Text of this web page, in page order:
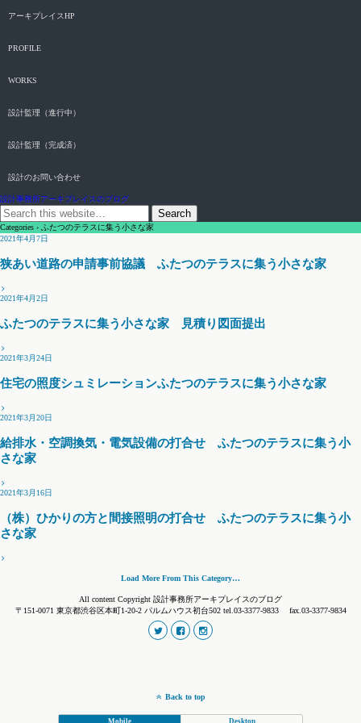
アーキプレイスHP
PROFILE
WORKS
設計監理（進行中）
設計監理（完成済）
設計のお問い合わせ
設計事務所アーキプレイスのブログ
Categories › ふたつのテラスに集う小さな家
2021年4月7日
狭あい道路の申請事前協議 ふたつのテラスに集う小さな家
2021年4月2日
ふたつのテラスに集う小さな家 見積り図面提出
2021年3月24日
住宅の照度シュミレーションふたつのテラスに集う小さな家
2021年3月20日
給排水・空調換気・電気設備の打合せ ふたつのテラスに集う小
さな家
2021年3月16日
（株）ひかりの方と間接照明の打合せ ふたつのテラスに集う小
さな家
Load More From This Category…
All content Copyright 設計事務所アーキプレイスのブログ
〒151-0071 東京都渋谷区本町1-20-2 パルムハウス初台502 tel.03-3377-9833 fax.03-3377-9834
Back to top
Mobile Desktop